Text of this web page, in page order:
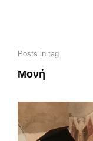
Posts in tag
Μονή